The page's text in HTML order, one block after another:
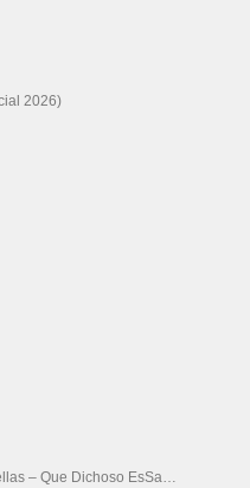
2026)
– Que Dichoso EsSa…